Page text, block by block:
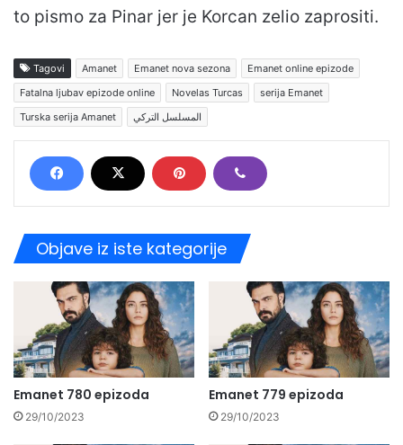
to pismo za Pinar jer je Korcan zelio zaprositi.
Tagovi Amanet Emanet nova sezona
Emanet online epizode
Fatalna ljubav epizode online
Novelas Turcas
serija Emanet
Turska serija Amanet
المسلسل التركي
Objave iz iste kategorije
Emanet 780 epizoda
29/10/2023
Emanet 779 epizoda
29/10/2023